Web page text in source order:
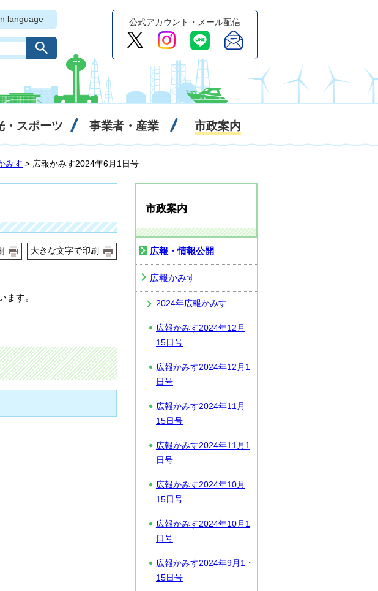
language 公式アカウント・メール配信
・スポーツ 事業者・産業 市政案内
みす > 広報かみす2024年6月1日号
大きな文字で印刷
す。
市政案内
広報・情報公開
広報かみす
2024年広報かみす
広報かみす2024年12月
15日号
広報かみす2024年12月1
日号
広報かみす2024年11月
15日号
広報かみす2024年11月1
日号
広報かみす2024年10月
15日号
広報かみす2024年10月1
日号
広報かみす2024年9月1・
15日号